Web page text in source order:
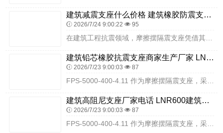
建筑减震支座什么价格 建筑橡胶防震支座什么价格 建筑隔震支座LRB500生产厂家
2026/7/24 9:00:22 95
建筑铅芯橡胶抗震支座商家生产厂家 LNR900天然橡胶隔震支座生产厂家 橡胶铅芯支座什么价格
2026/7/23 9:00:03 87
建筑高阻尼支座厂家电话 LNR600建筑隔震橡胶支座厂家电话 LNR300天然橡胶隔震支座什么价格
2026/7/23 9:00:03 87